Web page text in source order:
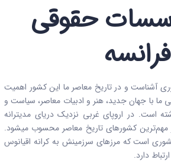
حقوقی
آشناست و در تاریخ معاصر ما این کشور اهمیت
ما با جهان جدید، هنر و ادبیات معاصر، سیاست و
است. در اروپای غربی نزدیک دریای مدیترانه
مهم‌ترین کشورهای تاریخ معاصر محسوب میشود.
است که مرزهای سرزمینش به کرانه اقیانوس
دارد.